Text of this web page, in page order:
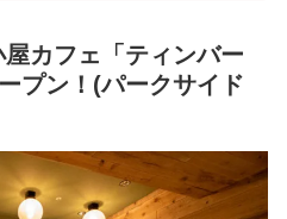
屋カフェ「ティンバー
プン！(パークサイド